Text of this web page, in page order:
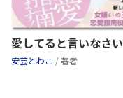
愛してると言いなさい
安芸とわこ / 著者